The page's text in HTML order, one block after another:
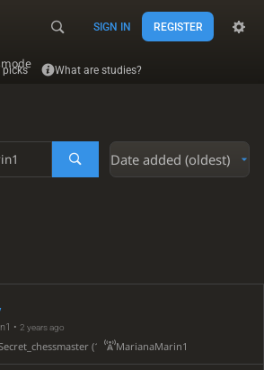
SIGN IN REGISTER
picks What are studies?
Date added (oldest)
•2 years ago
(1114)MarianaMarin1